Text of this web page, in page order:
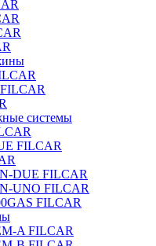
системы
FILCAR
DUE FILCAR
UNO FILCAR
FILCAR
A FILCAR